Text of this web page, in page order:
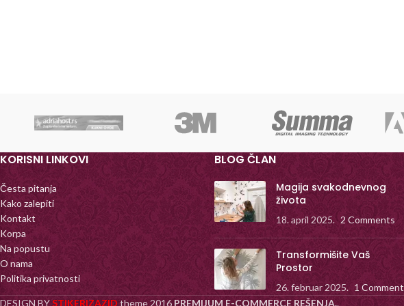
KORISNI LINKOVI
Česta pitanja
Kako zalepiti
Kontakt
Korpa
Na popustu
O nama
Politika privatnosti
BLOG ČLAN
Magija svakodnevnog
života
18. april 2025. 2 Comments
Transformišite Vaš
Prostor
26. februar 2025. 1 Comment
DESIGN BYSTIKERIZAZID theme 2016 PREMIJUM E-COMMERCE REŠENJA..